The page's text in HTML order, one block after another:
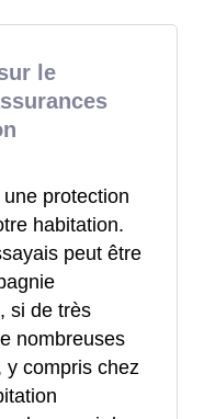
le
protection
habitation.
peut être
si de très
nombreuses
y compris chez